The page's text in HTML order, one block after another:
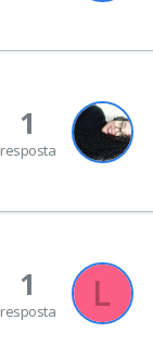
1
resposta
1
resposta